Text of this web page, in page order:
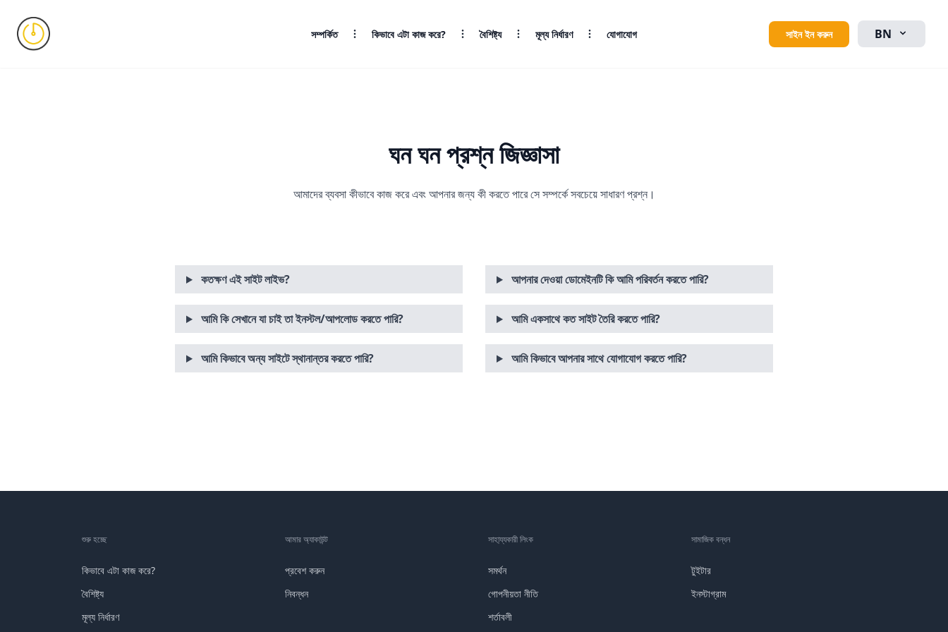
সম্পর্কিত কিভাবে এটা কাজ করে? বৈশিষ্ট্য মূল্য নির্ধারণ যোগাযোগ সাইন ইন করুন BN
ঘন ঘন প্রশ্ন জিজ্ঞাসা
আমাদের ব্যবসা কীভাবে কাজ করে এবং আপনার জন্য কী করতে পারে সে সম্পর্কে সবচেয়ে সাধারণ প্রশ্ন।
কতক্ষণ এই সাইট লাইভ?
আমি কি সেখানে যা চাই তা ইনস্টল/আপলোড করতে পারি?
আমি কিভাবে অন্য সাইটে স্থানান্তর করতে পারি?
আপনার দেওয়া ডোমেইনটি কি আমি পরিবর্তন করতে পারি?
আমি একসাথে কত সাইট তৈরি করতে পারি?
আমি কিভাবে আপনার সাথে যোগাযোগ করতে পারি?
শুরু হচ্ছে
কিভাবে এটা কাজ করে?
বৈশিষ্ট্য
মূল্য নির্ধারণ
আমার অ্যাকাউন্ট
প্রবেশ করুন
নিবন্ধন
সাহা্য্যকারী লিংক
সমর্থন
গোপনীয়তা নীতি
শর্তাবলী
সামাজিক বন্ধন
টুইটার
ইনস্টাগ্রাম